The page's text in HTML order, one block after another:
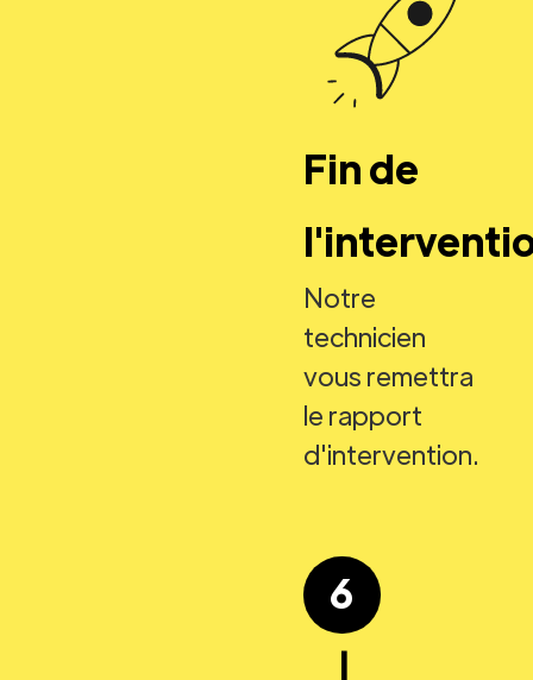
Fin de
Notre
technicien
vous remettra
le rapport
d'intervention.
6